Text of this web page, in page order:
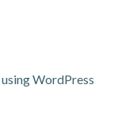
WordPress